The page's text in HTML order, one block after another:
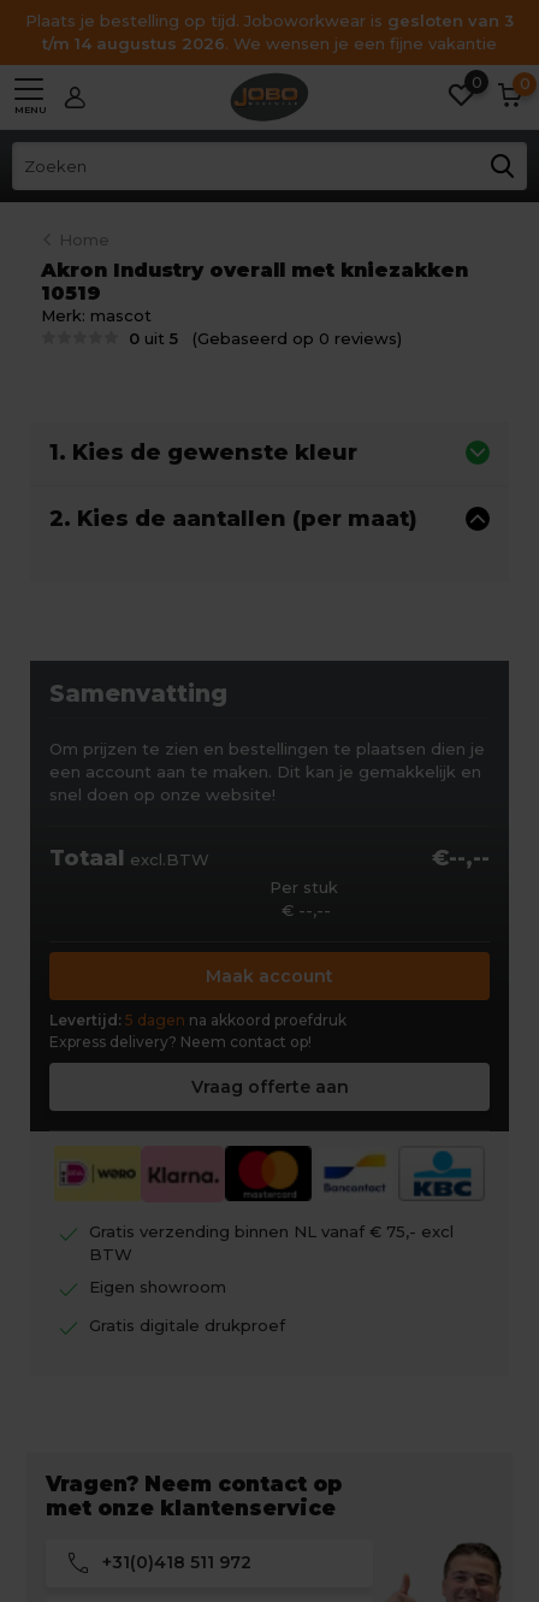
Plaats je bestelling op tijd. Joboworkwear is gesloten van 3
t/m 14 augustus 2026. We wensen je een fijne vakantie
MENU
0 0
Home
Akron Industry overall met kniezakken
10519
Merk: mascot
0 uit5 (Gebaseerd op 0 reviews)
1. Kies de gewenste kleur
2. Kies de aantallen (per maat)
Samenvatting
Om prijzen te zien en bestellingen te plaatsen dien je
een account aan te maken. Dit kan je gemakkelijk en
snel doen op onze website!
Totaal excl.BTW €--,--
Per stuk
€ --,--
Maak account
Levertijd: 5 dagen na akkoord proefdruk
Express delivery? Neem contact op!
Vraag offerte aan
check
Gratis verzending binnen NL vanaf € 75,- excl
BTW
check Eigen showroom
check Gratis digitale drukproef
Vragen? Neem contact op
met onze klantenservice
call +31(0)418 511 972